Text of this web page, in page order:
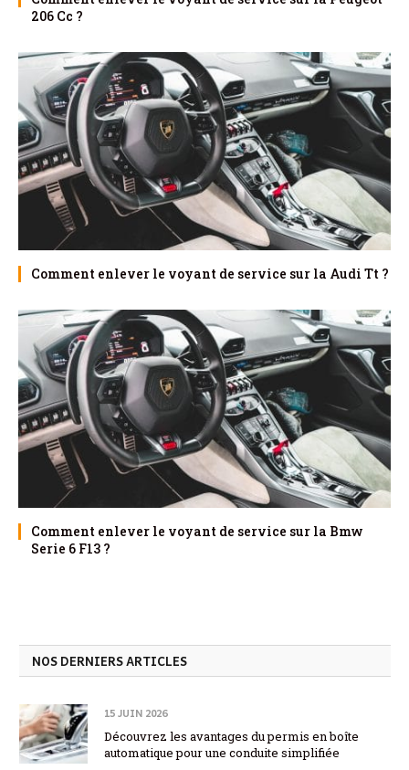
206 Cc ?
Comment enlever le voyant de service sur la Audi Tt ?
Comment enlever le voyant de service sur la Bmw
Serie 6 F13 ?
NOS DERNIERS ARTICLES
15 JUIN 2026
Découvrez les avantages du permis en boîte
automatique pour une conduite simplifiée